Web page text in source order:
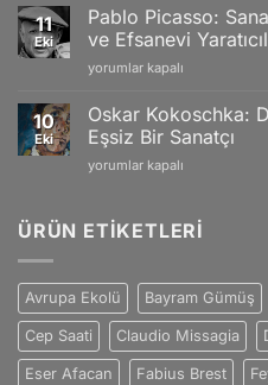
Yansımaları
için
Gogh:
Tutku
ve
Duygularla
Eşsiz
Sanat
Dünyası
için
11
Eki
Pablo Picasso:
ve Efsanevi
Pablo
Sanat
Dünyasını
Değiştiren
Dahi
Yaratıcılık
yorumlar kapalı
10
Eki
Oskar Kokoschka:
Eşsiz Bir Sanatçı
Oskar
Derinliklerle
Bir
Sanatçı
için
yorumlar kapalı
ÜRÜN ETIKETLERI
Avrupa Ekolü Bayram Gümüş
Cep Saati Claudio Missagia
Eser Afacan Fabius Brest